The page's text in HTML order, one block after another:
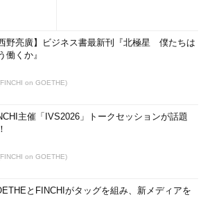
ならない機能に関する異常値を監視し続け
設定では、以下の箇所にタグの設定箇所が
西野亮廣】ビジネス書最新刊『北極星 僕たちは
働くか』
on GOETHE)
主催「IVS2026」トークセッションが話題
on GOETHE)
とFINCHIがタッグを組み、新メディアを